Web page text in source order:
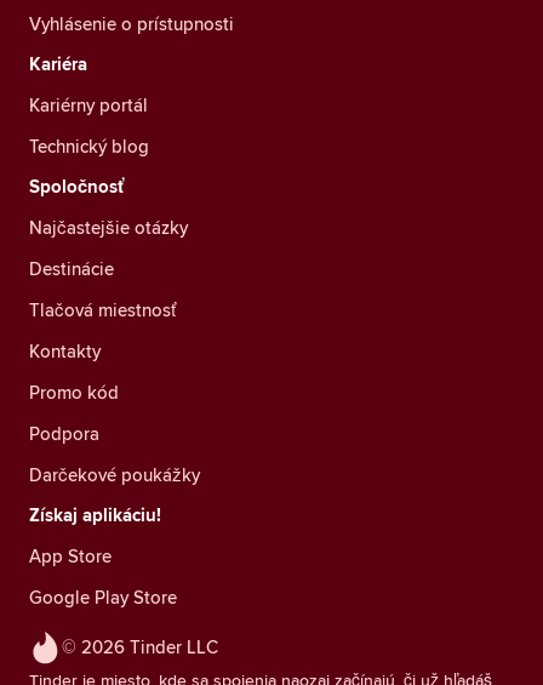
© 2026 Tinder LLC
Tinder je miesto, kde sa spojenia naozaj začínajú, či už hľadáš
Vyhlásenie o prístupnosti
Kariéra
Kariérny portál
Technický blog
Spoločnosť
Najčastejšie otázky
Destinácie
Tlačová miestnosť
Kontakty
Promo kód
Podpora
Darčekové poukážky
Získaj aplikáciu!
App Store
Google Play Store